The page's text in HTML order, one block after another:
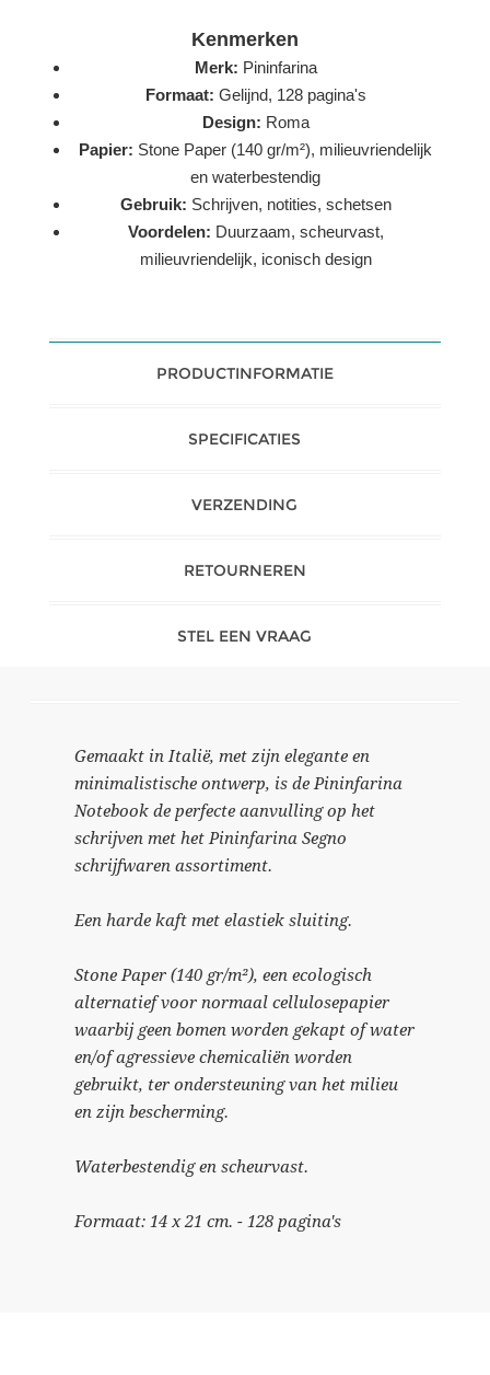
Kenmerken
Merk: Pininfarina
Formaat: Gelijnd, 128 pagina's
Design: Roma
Papier: Stone Paper (140 gr/m²), milieuvriendelijk
en waterbestendig
Gebruik: Schrijven, notities, schetsen
Voordelen: Duurzaam, scheurvast,
milieuvriendelijk, iconisch design
PRODUCTINFORMATIE
SPECIFICATIES
VERZENDING
RETOURNEREN
STEL EEN VRAAG
Gemaakt in Italië, met zijn elegante en
minimalistische ontwerp, is de Pininfarina
Notebook de perfecte aanvulling op het
schrijven met het Pininfarina Segno
schrijfwaren assortiment.
Een harde kaft met elastiek sluiting.
Stone Paper (140 gr/m²), een ecologisch
alternatief voor normaal cellulosepapier
waarbij geen bomen worden gekapt of water
en/of agressieve chemicaliën worden
gebruikt, ter ondersteuning van het milieu
en zijn bescherming.
Waterbestendig en scheurvast.
Formaat: 14 x 21 cm. - 128 pagina's